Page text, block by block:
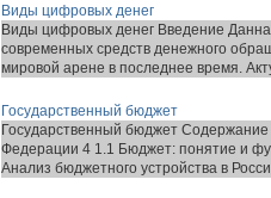
Виды цифровых денег
Виды цифровых денег Введение
современных средств денежного
мировой арене в последнее время.
Государственный бюджет
Государственный бюджет
Федерации 4 1.1 Бюджет: понятие и
Анализ бюджетного устройства в